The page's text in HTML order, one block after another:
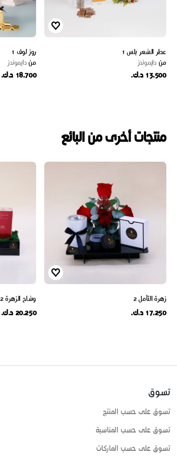
عطر الشعر بلس 1
من دايموندز
13.500 د.ك.
روز لوف 1
مندايموندز
18.700 د.ك.
منتجات أخرى من البائع
زهرة التأمل 2
17.250 د.ك.
وشاح الزهرة 2
20.250 د.ك.
تسوق
تسوق على حسب المنتج
تسوق على حسب المناسبة
تسوق على حسب الماركات